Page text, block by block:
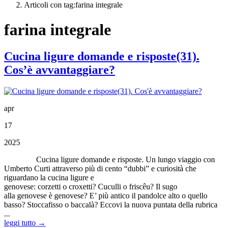
Articoli con tag:farina integrale
farina integrale
Cucina ligure domande e risposte(31).
Cos’è avvantaggiare?
apr
17
2025
Cucina ligure domande e risposte. Un lungo viaggio con
Umberto Curti attraverso più di cento “dubbi” e curiosità che
riguardano la cucina ligure e
genovese: corzetti o croxetti? Cuculli o friscêu? Il sugo
alla genovese è genovese? E’ più antico il pandolce alto o quello
basso? Stoccafisso o baccalà? Eccovi la nuova puntata della rubrica
...
leggi tutto →